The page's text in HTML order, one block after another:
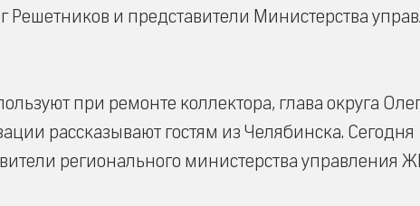
Решетников и представители Министерства
при ремонте коллектора, глава округа
рассказывают гостям из Челябинска. Сегодня
регионального министерства управления